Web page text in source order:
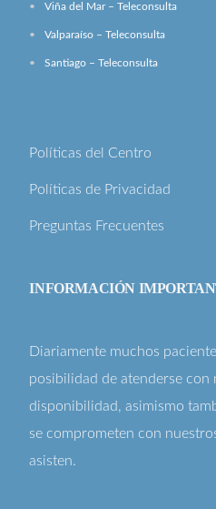
Viña del Mar – Teleconsulta
Valparaíso – Teleconsulta
Santiago – Teleconsulta
Políticas del Centro
Políticas de Privacidad
Preguntas Frecuentes
INFORMACIÓN
Diariamente muchos
posibilidad de atenderse con
disponibilidad, asimismo
se comprometen con
asisten.